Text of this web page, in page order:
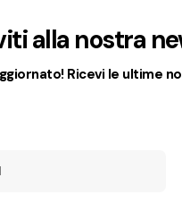
alla nostra
Ricevi le ultime